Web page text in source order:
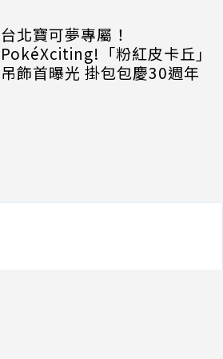
台北寶可夢專屬！
PokéXciting!「粉紅皮卡丘」
吊飾首曝光 掛包包慶30週年